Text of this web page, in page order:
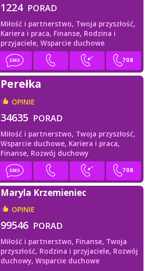
1224 PORAD
Miłość i partnerstwo, Twoja przyszłość,
Kariera i praca, Finanse, Rodzina i
przyjaciele, Wsparcie duchowe
Perełka
OPINIE
34635 PORAD
Miłość i partnerstwo, Twoja przyszłość,
Wsparcie duchowe, Kariera i praca,
Finanse, Rozwój duchowy
Maryla Krzemieniec
OPINIE
99546 PORAD
Miłość i partnerstwo, Finanse, Twoja
przyszłość, Rodzina i przyjaciele, Rozwój
duchowy, Wsparcie duchowe